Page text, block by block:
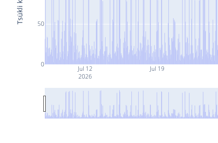
Jul 12
2026
Jul 19
0
50